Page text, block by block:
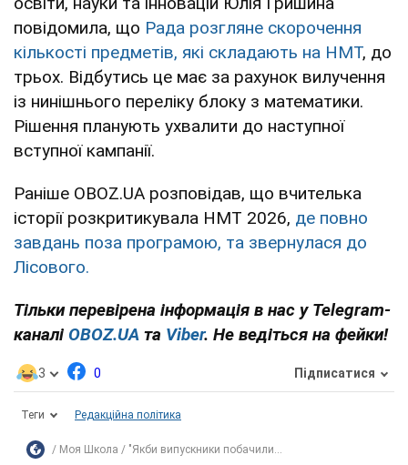
повідомила, що Рада розгляне скорочення
кількості предметів, які складають на НМТ, до
трьох. Відбутись це має за рахунок вилучення
із нинішнього переліку блоку з математики.
Рішення планують ухвалити до наступної
вступної кампанії.
Раніше OBOZ.UA розповідав, що вчителька
історії розкритикувала НМТ 2026, де повно
завдань поза програмою, та звернулася до
Лісового.
Тільки перевірена інформація в нас у Telegram-
каналі OBOZ.UA та Viber. Не ведіться на фейки!
3 0 Підписатися
Теги Редакційна політика
Моя Школа "Якби випускники побачили...